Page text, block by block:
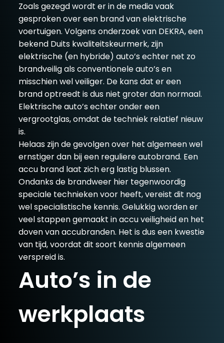
Zoals gezegd wordt er in de media vaak
gesproken over een brand van elektrische
voertuigen. Volgens onderzoek van DEKRA, een
bekend Duits kwaliteitskeurmerk, zijn
elektrische (en hybride) auto’s echter net zo
brandveilig als conventionele auto’s en
misschien wel veiliger. De kans dat er een
brand optreedt is dus niet groter dan normaal.
Elektrische auto’s echter onder een
vergrootglas, omdat de techniek relatief nieuw
is.
Helaas zijn de gevolgen over het algemeen wel
ernstiger dan bij een reguliere autobrand. Een
accu brand laat zich erg lastig blussen.
Ondanks de brandweer hier tegenwoordig
speciale technieken voor heeft, vereist dit nog
wel specialistische kennis. Gelukkig worden er
veel stappen gemaakt in accu veiligheid en het
doven van accubranden. Het is dus een kwestie
van tijd, voordat dit soort kennis algemeen
verspreid is.
Auto’s in de
werkplaats